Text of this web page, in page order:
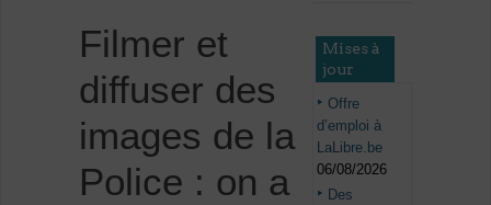
Filmer et
diffuser des
images de la
Police : on a
Mises à
jour
Offre
d’emploi à
LaLibre.be
06/08/2026
Des